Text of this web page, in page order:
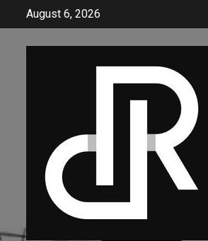
August 6, 2026